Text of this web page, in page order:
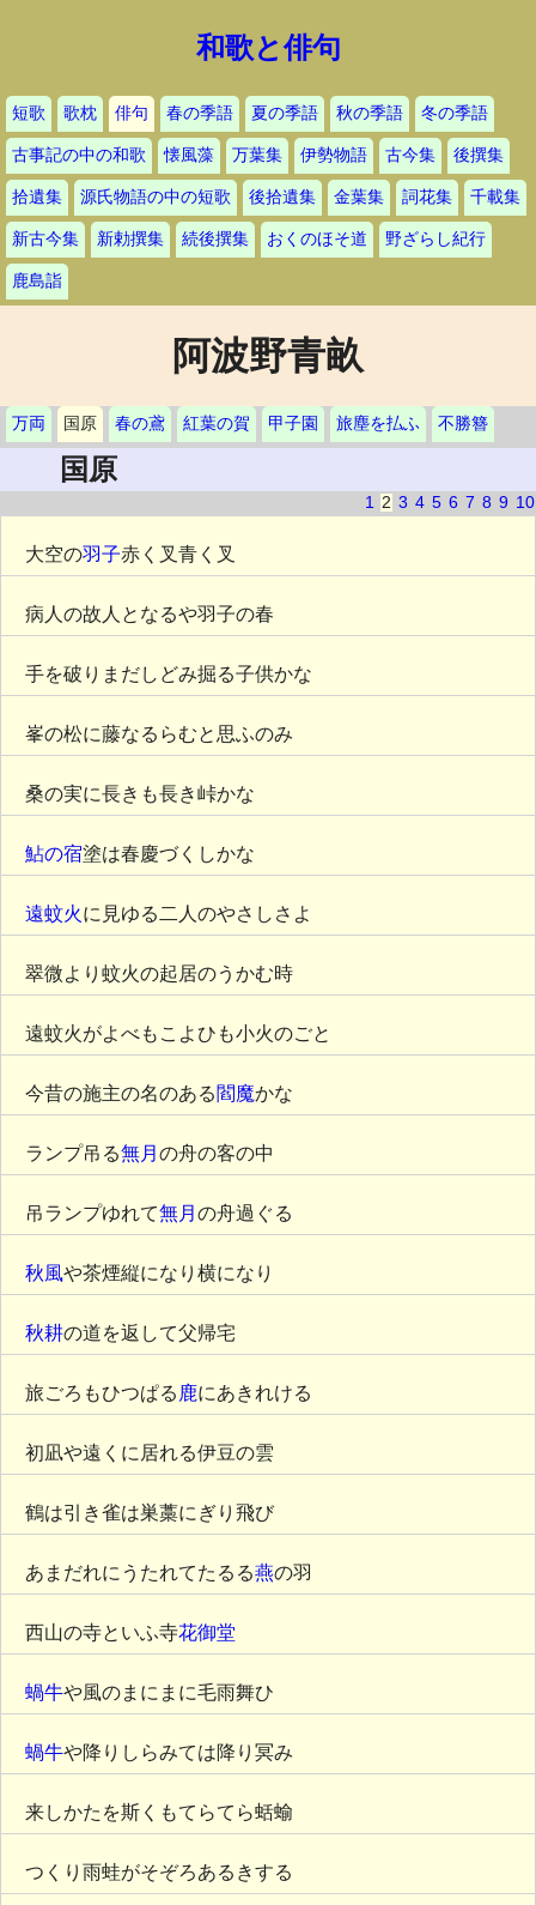
和歌と俳句
短歌 歌枕 俳句 春の季語 夏の季語 秋の季語 冬の季語
古事記の中の和歌 懐風藻 万葉集 伊勢物語 古今集 後撰集
拾遺集 源氏物語の中の短歌 後拾遺集 金葉集 詞花集 千載集
新古今集 新勅撰集 続後撰集 おくのほそ道 野ざらし紀行
鹿島詣
阿波野青畝
万両 国原 春の鳶 紅葉の賀 甲子園 旅塵を払ふ 不勝簪
国原
1 2 3 4 5 6 7 8 9 10
大空の羽子赤く叉青く叉
病人の故人となるや羽子の春
手を破りまだしどみ掘る子供かな
峯の松に藤なるらむと思ふのみ
桑の実に長きも長き峠かな
鮎の宿塗は春慶づくしかな
遠蚊火に見ゆる二人のやさしさよ
翠微より蚊火の起居のうかむ時
遠蚊火がよべもこよひも小火のごと
今昔の施主の名のある閻魔かな
ランプ吊る無月 の舟の客の中
吊ランプゆれて無月 の舟過ぐる
秋風や茶煙縦になり横になり
秋耕の道を返して父帰宅
旅ごろもひつぱる 鹿にあきれける
初凪や遠くに居れる伊豆の雲
鶴は引き雀は巣藁にぎり飛び
あまだれにうたれてたるる燕の羽
西山の寺といふ寺花御堂
蝸牛や風のまにまに毛雨舞ひ
蝸牛や降りしらみては降り冥み
来しかたを斯くもてらてら蛞蝓
つくり雨蛙がそぞろあるきする